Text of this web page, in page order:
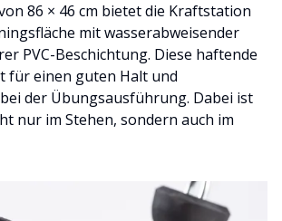
86 × 46 cm bietet die Kraftstation
mit wasserabweisender
PVC-Beschichtung. Diese haftende
für einen guten Halt und
der Übungsausführung. Dabei ist
nur im Stehen, sondern auch im